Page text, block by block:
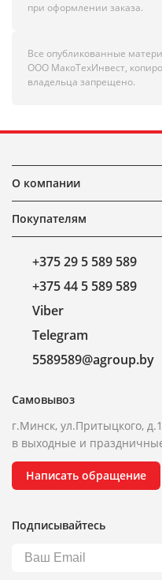
при оформлении заказа.
Все опубликованные
ООО МакоТехИнвест,
владельца запрещено.
О компании
Покупателям
+375 29 5 589 589
+375 44 5 589 589
Viber
Telegram
5589589@agroup.by
Самовывоз
г.Минск, ул.Притыцкого,
в выходные и
Написать обращение
Подписывайтесь